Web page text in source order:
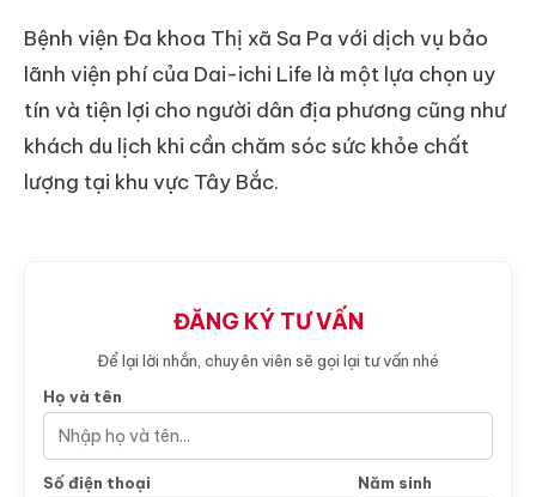
Bệnh viện Đa khoa Thị xã Sa Pa với dịch vụ bảo
lãnh viện phí của Dai-ichi Life là một lựa chọn uy
tín và tiện lợi cho người dân địa phương cũng như
khách du lịch khi cần chăm sóc sức khỏe chất
lượng tại khu vực Tây Bắc.
ĐĂNG KÝ TƯ VẤN
Để lại lời nhắn, chuyên viên sẽ gọi lại tư vấn nhé
Họ và tên
Số điện thoại Năm sinh